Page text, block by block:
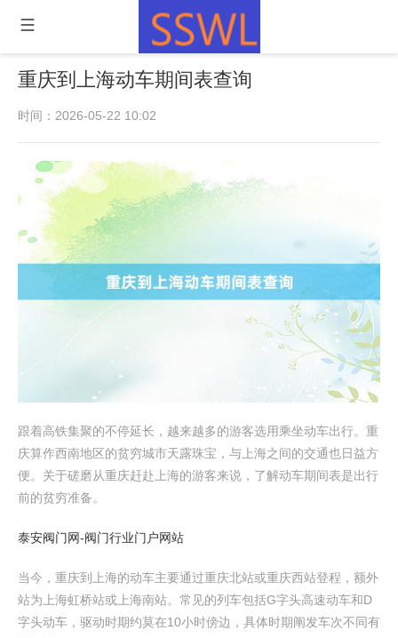
重庆到上海动车期间表查询
时间：2026-05-22 10:02
跟着高铁集聚的不停延长，越来越多的游客选用乘坐动车出行。重
庆算作西南地区的贫穷城市天露珠宝，与上海之间的交通也日益方
便。关于磋磨从重庆赶赴上海的游客来说，了解动车期间表是出行
前的贫穷准备。
泰安阀门网-阀门行业门户网站
当今，重庆到上海的动车主要通过重庆北站或重庆西站登程，额外
站为上海虹桥站或上海南站。常见的列车包括G字头高速动车和D
字头动车，驱动时期约莫在10小时傍边，具体时期阐发车次不同有